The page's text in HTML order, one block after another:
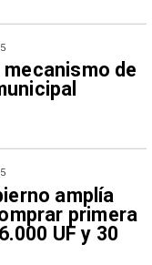
de
amplía
primera
UF y 30